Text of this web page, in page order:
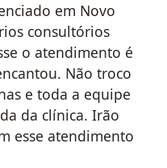
em Novo
consultórios
o atendimento é
Não troco
e toda a equipe
da clínica. Irão
esse atendimento